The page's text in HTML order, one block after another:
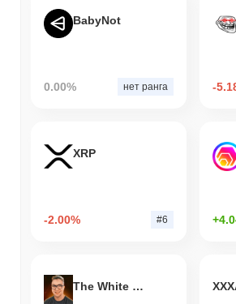
BabyNot
0.00% нет ранга -
XRP
-2.00% #6
The White Bull